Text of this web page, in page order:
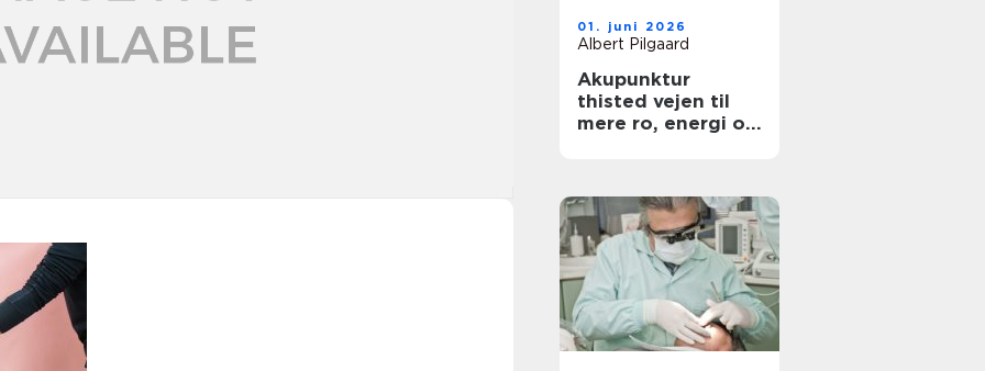
01. juni 2026
Albert Pilgaard
Akupunktur
thisted vejen til
mere ro, energi og